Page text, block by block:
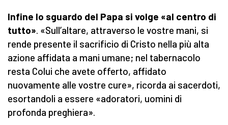
Infine lo sguardo del Papa si volge «al centro di
tutto». «Sull’altare, attraverso le vostre mani, si
rende presente il sacrificio di Cristo nella più alta
azione affidata a mani umane; nel tabernacolo
resta Colui che avete offerto, affidato
nuovamente alle vostre cure», ricorda ai sacerdoti,
esortandoli a essere «adoratori, uomini di
profonda preghiera».